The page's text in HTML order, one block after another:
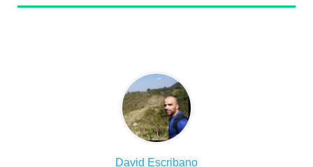
David Escribano